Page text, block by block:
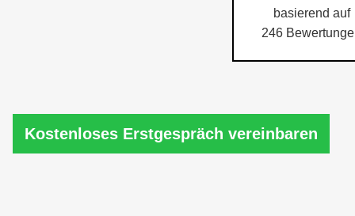
basierend auf
246
Kostenloses Erstgespräch vereinbaren